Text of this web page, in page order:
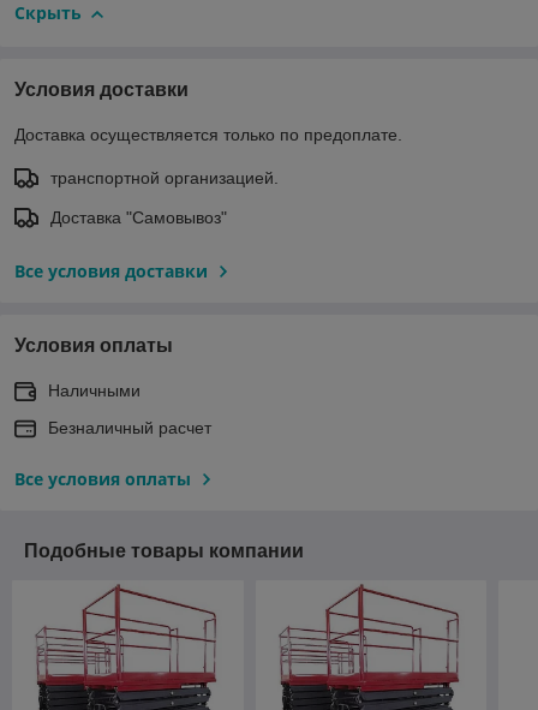
Скрыть
Условия доставки
Доставка осуществляется только по предоплате.
транспортной организацией.
Доставка "Самовывоз"
Все условия доставки
Условия оплаты
Наличными
Безналичный расчет
Все условия оплаты
Подобные товары компании